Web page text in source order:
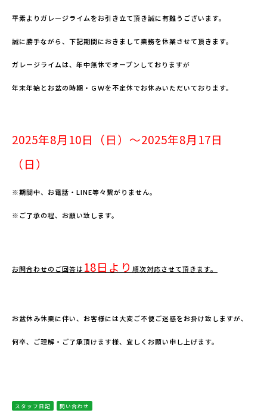
平素よりガレージライムをお引き立て頂き誠に有難うございます。
誠に勝手ながら、下記期間におきまして業務を休業させて頂きます。
ガレージライムは、年中無休でオープンしておりますが
年末年始とお盆の時期・ＧＷを不定休でお休みいただいております。
2025年8月10日（日）～2025年8月17日
（日）
※期間中、お電話・LINE等々繋がりません。
※ご了承の程、お願い致します。
お問合わせのご回答は 18日より 順次対応させて頂きます。
お盆休み休業に伴い、お客様には大変ご不便ご迷惑をお掛け致しますが、
何卒、ご理解・ご了承頂けます様、宜しくお願い申し上げます。
スタッフ日記 問い合わせ